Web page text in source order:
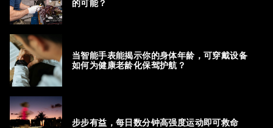
的可能？
当智能手表能揭示你的身体年龄，可穿戴设备
如何为健康老龄化保驾护航？
步步有益，每日数分钟高强度运动即可救命